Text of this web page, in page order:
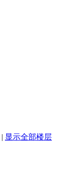
| 显示全部楼层